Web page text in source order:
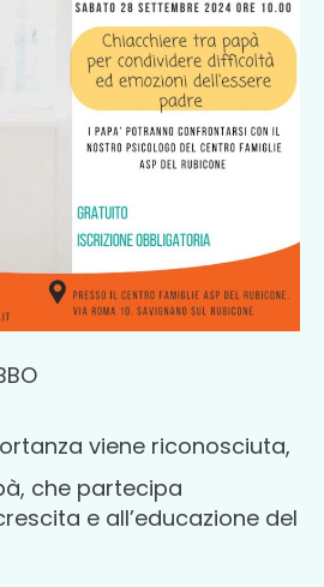
viene riconosciuta,
che partecipa
e all’educazione del